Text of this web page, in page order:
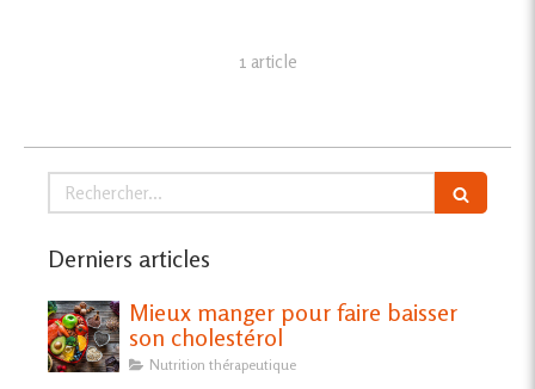
1 article
Rechercher
Derniers articles
Mieux manger pour faire baisser
son cholestérol
Nutrition thérapeutique